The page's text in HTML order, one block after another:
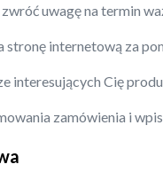
uwagę na termin
stronę internetową za
interesujących Cię
zamówienia i